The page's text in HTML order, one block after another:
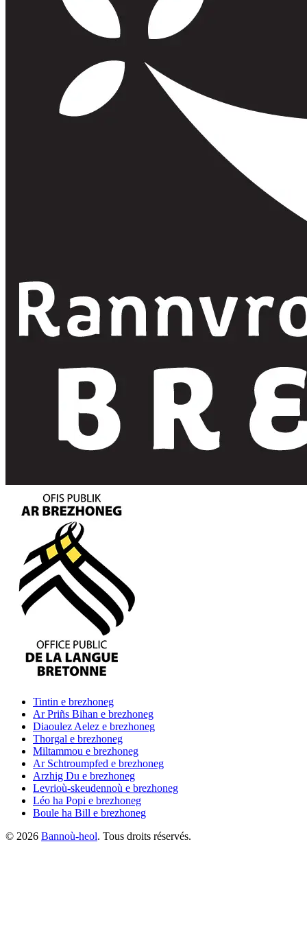
Tintin e brezhoneg
Ar Priñs Bihan e brezhoneg
Diaoulez Aelez e brezhoneg
Thorgal e brezhoneg
Miltammou e brezhoneg
Ar Schtroumpfed e brezhoneg
Arzhig Du e brezhoneg
Levrioù-skeudennoù e brezhoneg
Léo ha Popi e brezhoneg
Boule ha Bill e brezhoneg
© 2026 Bannoù-heol. Tous droits réservés.